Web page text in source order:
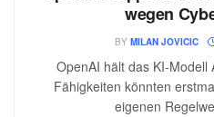
wegen
BY MILAN JOVICIC
OpenAI hält das KI-Modell
Fähigkeiten könnten
eigenen